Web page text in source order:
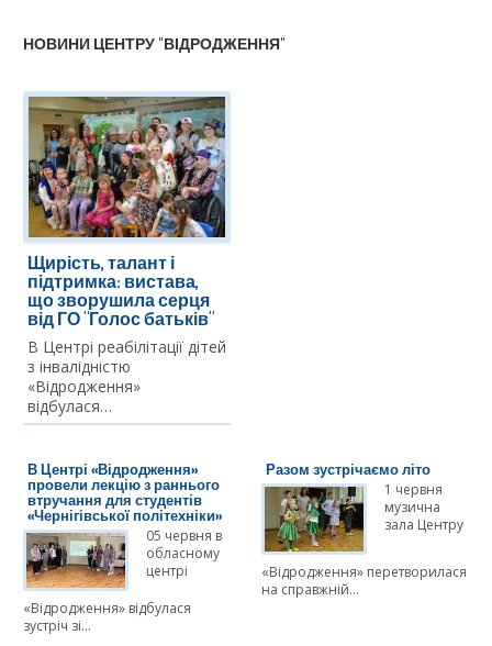
НОВИНИ ЦЕНТРУ "ВІДРОДЖЕННЯ"
Щирість, талант і
підтримка: вистава,
що зворушила серця
від ГО "Голос батьків"
В Центрі реабілітації дітей
з інвалідністю
«Відродження»
відбулася…
В Центрі «Відродження»
провели лекцію з раннього
втручання для студентів
«Чернігівської політехніки»
05 червня в
обласному
центрі
«Відродження» відбулася
зустріч зі…
Разом зустрічаємо літо
1 червня
музична
зала Центру
«Відродження» перетворилася
на справжній…